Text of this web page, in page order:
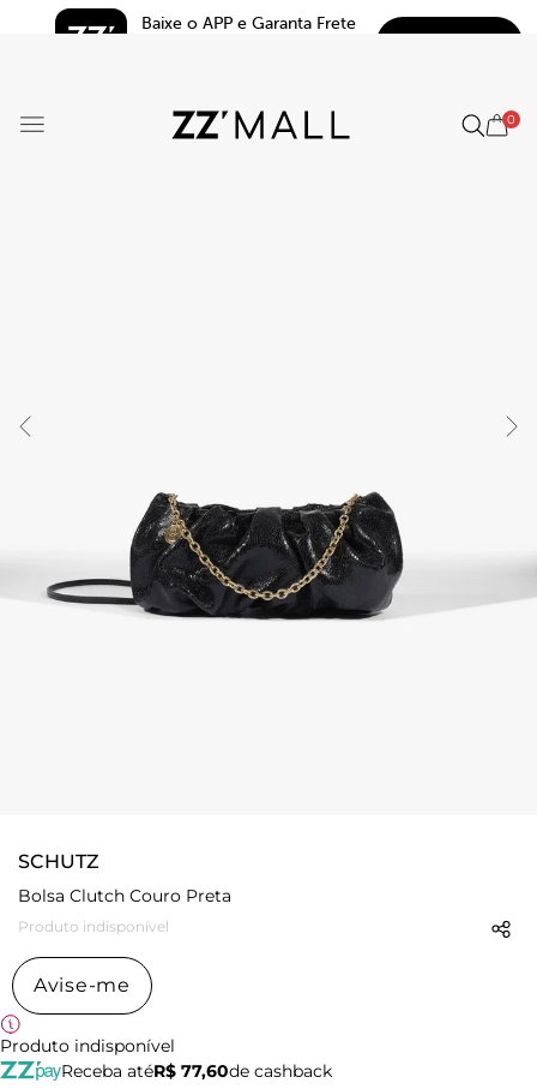
Baixe o APP e Garanta Frete
0
SCHUTZ
Bolsa Clutch Couro Preta
Produto indisponível
Avise-me
Produto indisponível
Receba atéR$ 77,60de cashback